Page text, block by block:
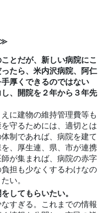
≫
とだが、新しい病院にこ
たら、米内沢病院、阿仁
厚くできるのではない
、開院を２年から３年先
に建物の維持管理費等も
守るためには、適切とは
制であれば、病院を建て
、厚生連、県、市が連携
が集まれば、病院の赤字
担も少なくするわけなの
い。
してもらいたい。
すぎる。これまでの情報